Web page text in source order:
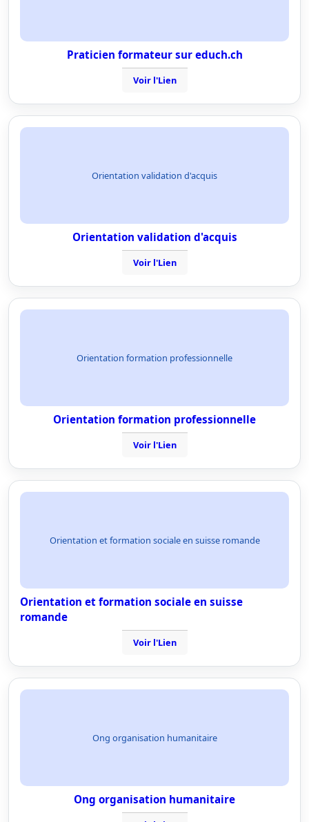
Praticien formateur sur educh.ch
Voir l'Lien
Orientation validation d'acquis
Orientation validation d'acquis
Voir l'Lien
Orientation formation professionnelle
Orientation formation professionnelle
Voir l'Lien
Orientation et formation sociale en suisse romande
Orientation et formation sociale en suisse
romande
Voir l'Lien
Ong organisation humanitaire
Ong organisation humanitaire